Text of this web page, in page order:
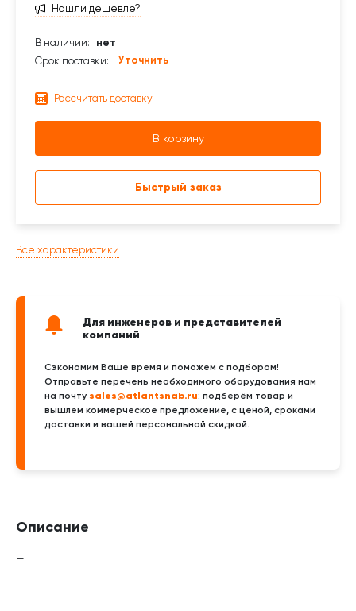
Все характеристики
Для инженеров и представителей
компаний
Сэкономим Ваше время и поможем с подбором!
Отправьте перечень необходимого оборудования нам
на почту sales@atlantsnab.ru: подберём товар и
вышлем коммерческое предложение, с ценой, сроками
доставки и вашей персональной скидкой.
Нашли дешевле?
В наличии:
нет
Срок поставки:
Уточнить
Рассчитать доставку
В корзину
Быстрый заказ
Описание
—